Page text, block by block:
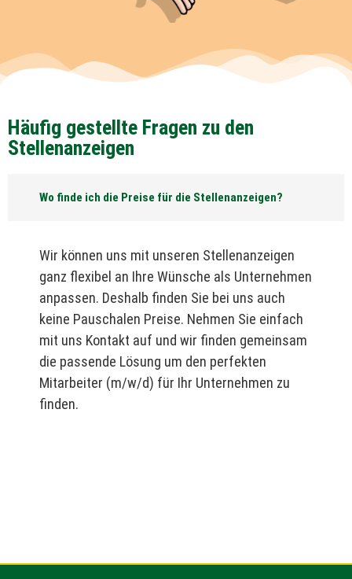
Häufig gestellte Fragen zu den
Stellenanzeigen
Wo finde ich die Preise für die Stellenanzeigen?
Wir können uns mit unseren Stellenanzeigen
ganz flexibel an Ihre Wünsche als Unternehmen
anpassen. Deshalb finden Sie bei uns auch
keine Pauschalen Preise. Nehmen Sie einfach
mit uns Kontakt auf und wir finden gemeinsam
die passende Lösung um den perfekten
Mitarbeiter (m/w/d) für Ihr Unternehmen zu
finden.